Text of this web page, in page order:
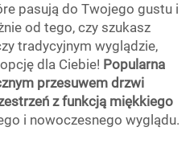
pasują do Twojego gustu i
od tego, czy szukasz
tradycyjnym wyglądzie,
dla Ciebie! Popularna
przesuwem drzwi
z funkcją miękkiego
i nowoczesnego wyglądu.